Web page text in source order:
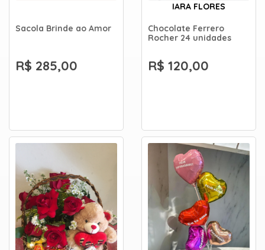
Sacola Brinde ao Amor
R$ 285,00
IARA FLORES
Chocolate Ferrero
Rocher 24 unidades
R$ 120,00